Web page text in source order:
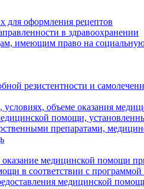
для оформления рецептов
в здравоохранении
имеющим право на
резистентности и
объеме оказания
помощи,
препаратами,
медицинской помощи
в соответствии с программой
медицинской